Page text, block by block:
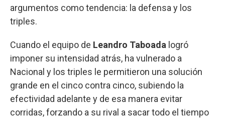
argumentos como tendencia: la defensa y los
triples.
Cuando el equipo de Leandro Taboada logró
imponer su intensidad atrás, ha vulnerado a
Nacional y los triples le permitieron una solución
grande en el cinco contra cinco, subiendo la
efectividad adelante y de esa manera evitar
corridas, forzando a su rival a sacar todo el tiempo